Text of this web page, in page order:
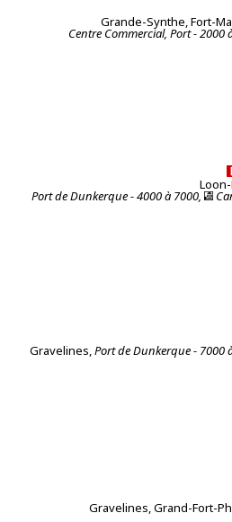
Grande-Synthe, Fort-
Centre Commercial, Port - 2000
Port de Dunkerque - 4000 à 7000,
Gravelines,Port de Dunkerque - 7000
Gravelines, Grand-Fort-